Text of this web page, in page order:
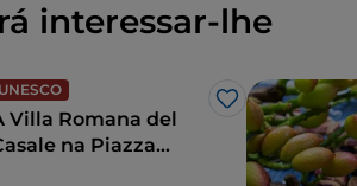
interessar-lhe
UNESCO
Gosto
Villa Romana del
na Piazza